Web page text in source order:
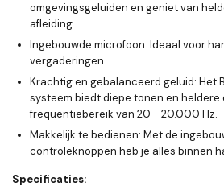
omgevingsgeluiden en geniet van
afleiding.
Ingebouwde microfoon: Ideaal voor
vergaderingen.
Krachtig en gebalanceerd geluid: Het
systeem biedt diepe tonen en heldere
frequentiebereik van 20 - 20.000 Hz.
Makkelijk te bedienen: Met de
controleknoppen heb je alles binnen
Specificaties: